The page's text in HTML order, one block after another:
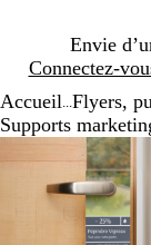
Envie
Connectez-
Diapositive
1
Accueil Flyers,
Supports
Image
Zoom
au
Cliquez
pour
Utilisez
les
touches
plus
et
Diapositive
sur